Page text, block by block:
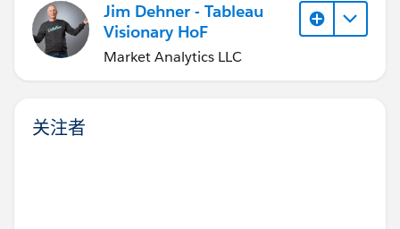
Jim Dehner - Tableau
Visionary HoF
Market Analytics LLC
关注者